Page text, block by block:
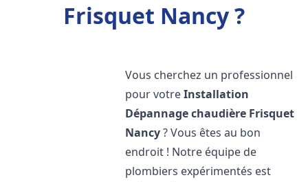
Frisquet Nancy ?
Vous cherchez un professionnel
pour votreInstallation
Dépannage chaudière Frisquet
Nancy? Vous êtes au bon
endroit ! Notre équipe de
plombiers expérimentés est